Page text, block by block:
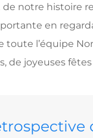
notre histoire
en
toute l’équipe
de joyeuses